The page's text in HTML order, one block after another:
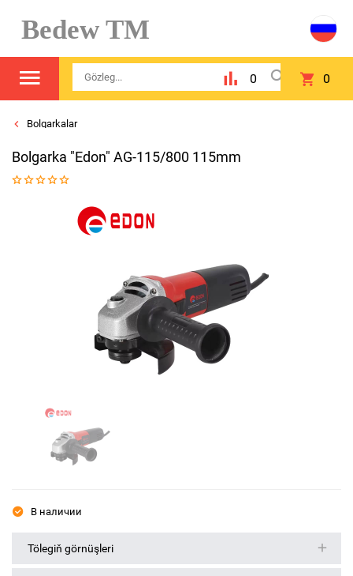
Bedew TM
0 0
Bolgarkalar
Bolgarka "Edon" AG-115/800 115mm
В наличии
Tölegiň görnüşleri